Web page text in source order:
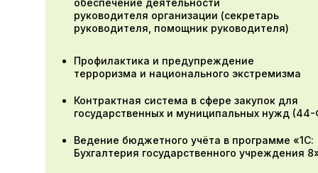
обеспечение деятельности
руководителя организации (секретарь
руководителя, помощник руководителя)
Профилактика и предупреждение
терроризма и национального экстремизма
Контрактная система в сфере закупок для
государственных и муниципальных нужд
Ведение бюджетного учёта в программе «1С:
Бухгалтерия государственного учреждения